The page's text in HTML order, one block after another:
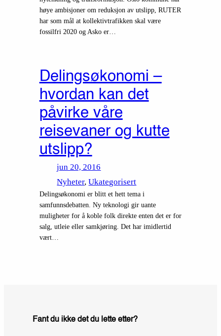
høye ambisjoner om reduksjon av utslipp, RUTER
har som mål at kollektivtrafikken skal være
fossilfri 2020 og Asko er…
Delingsøkonomi –
hvordan kan det
påvirke våre
reisevaner og kutte
utslipp?
jun 20, 2016
Nyheter, Ukategorisert
Delingsøkonomi er blitt et hett tema i
samfunnsdebatten. Ny teknologi gir uante
muligheter for å koble folk direkte enten det er for
salg, utleie eller samkjøring. Det har imidlertid
vært…
Fant du ikke det du lette etter?